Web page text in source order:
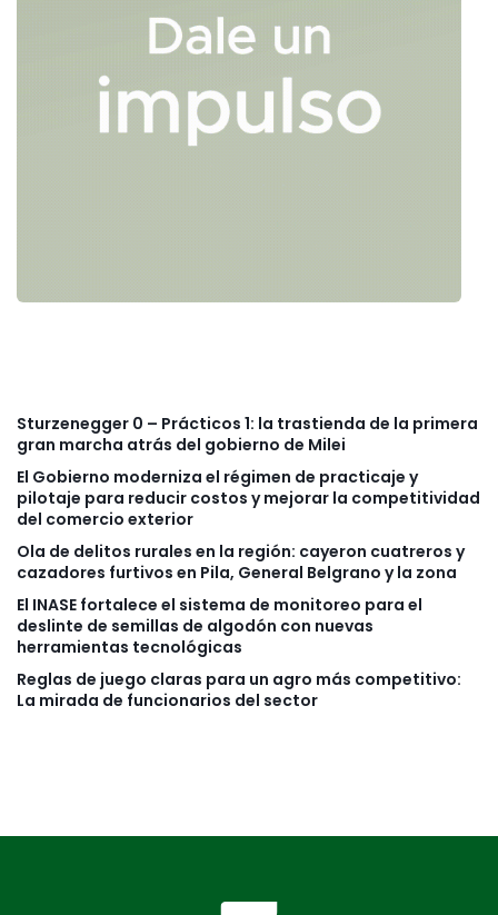
Sturzenegger 0 – Prácticos 1: la trastienda de la primera
gran marcha atrás del gobierno de Milei
El Gobierno moderniza el régimen de practicaje y
pilotaje para reducir costos y mejorar la competitividad
del comercio exterior
Ola de delitos rurales en la región: cayeron cuatreros y
cazadores furtivos en Pila, General Belgrano y la zona
El INASE fortalece el sistema de monitoreo para el
deslinte de semillas de algodón con nuevas
herramientas tecnológicas
Reglas de juego claras para un agro más competitivo:
La mirada de funcionarios del sector